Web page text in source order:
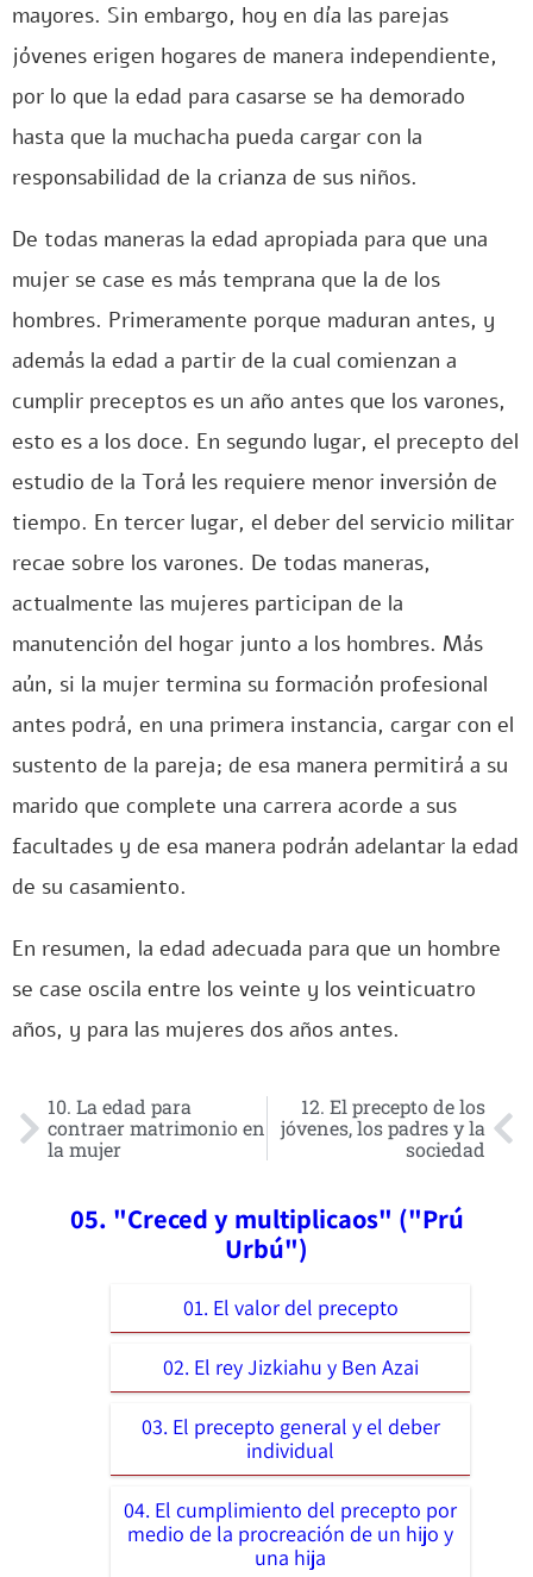
mayores. Sin embargo, hoy en día las parejas
jóvenes erigen hogares de manera independiente,
por lo que la edad para casarse se ha demorado
hasta que la muchacha pueda cargar con la
responsabilidad de la crianza de sus niños.
De todas maneras la edad apropiada para que una
mujer se case es más temprana que la de los
hombres. Primeramente porque maduran antes, y
además la edad a partir de la cual comienzan a
cumplir preceptos es un año antes que los varones,
esto es a los doce. En segundo lugar, el precepto del
estudio de la Torá les requiere menor inversión de
tiempo. En tercer lugar, el deber del servicio militar
recae sobre los varones. De todas maneras,
actualmente las mujeres participan de la
manutención del hogar junto a los hombres. Más
aún, si la mujer termina su formación profesional
antes podrá, en una primera instancia, cargar con el
sustento de la pareja; de esa manera permitirá a su
marido que complete una carrera acorde a sus
facultades y de esa manera podrán adelantar la edad
de su casamiento.
En resumen, la edad adecuada para que un hombre
se case oscila entre los veinte y los veinticuatro
años, y para las mujeres dos años antes.
10. La edad para
contraer matrimonio en
la mujer
12. El precepto de los
jóvenes, los padres y la
sociedad
05. "Creced y multiplicaos" ("Prú
Urbú")
01. El valor del precepto
02. El rey Jizkiahu y Ben Azai
03. El precepto general y el deber
individual
04. El cumplimiento del precepto por
medio de la procreación de un hijo y
una hija